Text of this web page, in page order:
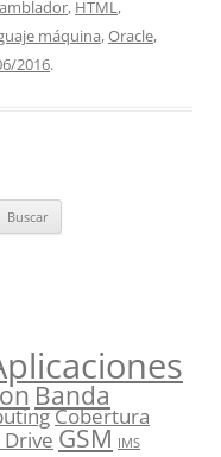
, HTML,
máquina,Oracle,
2016.
Banda
Cobertura
Drive GSM IMS